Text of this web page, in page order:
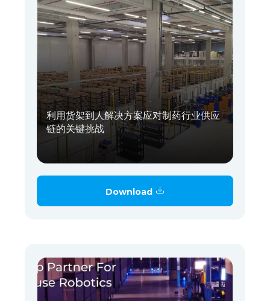
利用货架到人解决方案应对制药行业供应
链的关键挑战
Download